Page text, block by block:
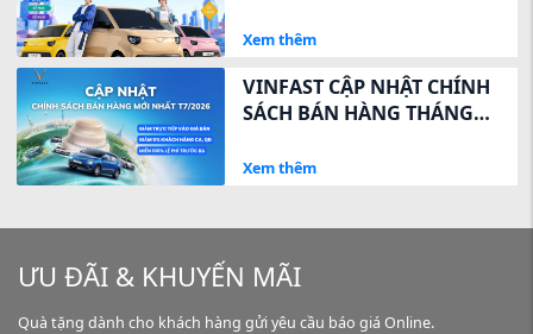
3 Ngày Vàng
Xem thêm
VINFAST CẬP NHẬT CHÍNH
SÁCH BÁN HÀNG THÁNG
NIÊM YẾT MỚI, GIA TĂNG
Xem thêm
ƯU ĐÃI & KHUYẾN MÃI
Quà tặng dành cho khách hàng gửi yêu cầu báo giá Online.